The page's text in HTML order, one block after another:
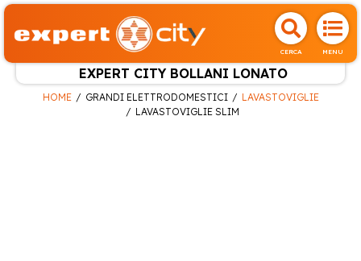
CERCA MENU
EXPERT CITY BOLLANI LONATO
HOME GRANDI ELETTRODOMESTICI
LAVASTOVIGLIE
LAVASTOVIGLIE SLIM